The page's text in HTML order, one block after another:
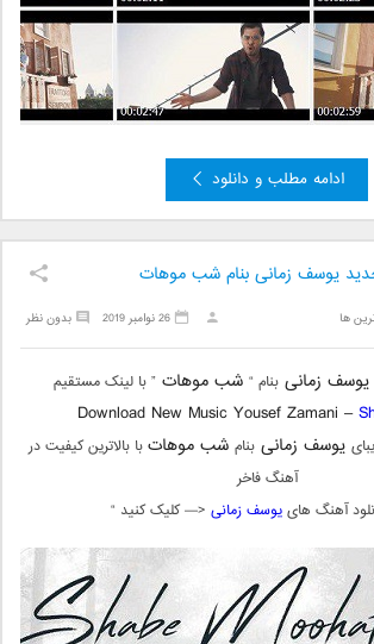
ادامه مطلب و دانلود
یوسف زمانی بنام شب موهات
ها بدون نظر 26 نوامبر 2019
یوسف زمانیبنام “ شب موهات” با لینک مستقیم
Download New Music Yousef Zamani –
یوسف زمانیبنام شب موهاتبا بالاترین کیفیت در
آهنگ فاخر
آهنگ هاییوسف زمانی <— کلیک کنید “